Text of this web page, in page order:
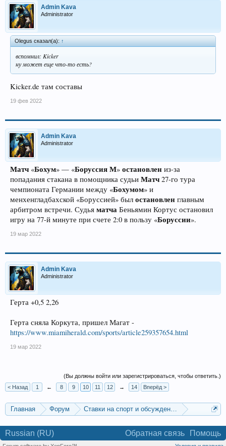
Admin Kava
Administrator
Olegus сказал(а): ↑
вспомнил: Kicker
ну может еще что-то есть?
Kicker.de там составы
19 фев 2022
Admin Kava
Administrator
Матч «Бохум» — «Боруссия М» остановлен из-за
попадания стакана в помощника судьи Матч 27-го тура
чемпионата Германии между «Бохумом» и
менхенгладбахской «Боруссией» был остановлен главным
арбитром встречи. Судья матча Беньямин Кортус остановил
игру на 77-й минуте при счете 2:0 в пользу «Боруссии».
19 мар 2022
Admin Kava
Administrator
Герта +0,5 2,26
Герта сняла Коркута, пришел Магат -
https://www.miamiherald.com/sports/article259357654.html
19 мар 2022
(Вы должны войти или зарегистрироваться, чтобы ответить.)
< Назад
1 ← 8 9 10 11 12 → 14 Вперёд >
Главная Форум
Ставки на спорт и обсуждение спортивных
Russian (RU) Обратная связь Помощь